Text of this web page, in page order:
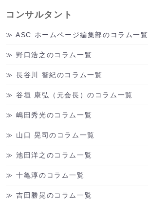
コンサルタント
ASC ホームページ編集部のコラム一覧
野口浩之のコラム一覧
長谷川 智紀のコラム一覧
谷垣 康弘（元会長）のコラム一覧
嶋田秀光のコラム一覧
山口 晃司のコラム一覧
池田洋之のコラム一覧
十亀淳のコラム一覧
吉田勝晃のコラム一覧